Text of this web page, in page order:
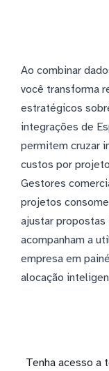
Ao combinar
você transforma
estratégicos
integrações de
permitem cruzar
custos por
Gestores
projetos
ajustar propostas
acompanham a
empresa em
alocação
Tenha acesso a